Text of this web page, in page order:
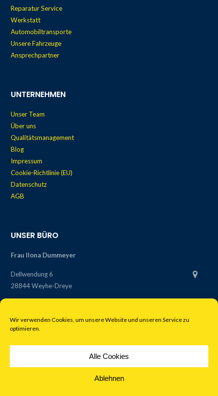
Wir verwenden Cookies, um unsere Website und unseren Service zu
optimieren.
Alle Cookies
Ablehnen
Reparatur Service
Werkstatt
Automobiltransporte
Unsere Fahrzeuge
Ansprechpartner
UNTERNEHMEN
Unser Team
Über uns
Qualitätsmanagement
Blog
Impressum
Cookie-Richtlinie (EU)
Datenschutz
AGB
UNSER BÜRO
Frau Ilona Dummeyer
Dellwendung 6
28844 Weyhe-Dreye
info@dummeyer.de
© DUMMEYER TRANSPORTE GMBH, 2022